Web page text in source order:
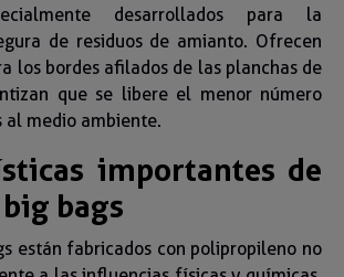
desarrollados para la
de residuos de amianto. Ofrecen
los bordes afilados de las planchas de
que se libere el menor número
al medio ambiente.
importantes de
bags
están fabricados con polipropileno no